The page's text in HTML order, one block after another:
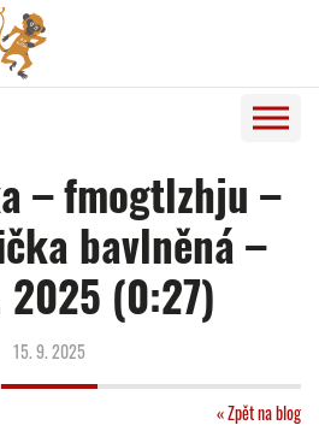
– fmogtlzhju –
bavlněná –
(0:27)
15. 9. 2025
« Zpět na blog